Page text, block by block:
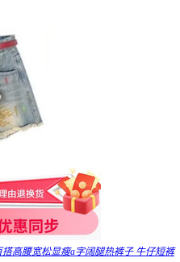
高腰宽松显瘦a字阔腿热裤子 牛仔短裤